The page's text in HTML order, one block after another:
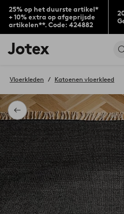
25% op het duurste artikel*
+ 10% extra op afgeprijsde
artikelen**. Code: 424882
Jotex
logo
to
home
page
Terug
Vloerkleden Katoenen vloerkleed